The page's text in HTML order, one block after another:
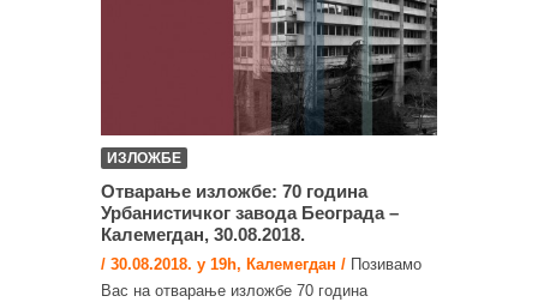
ИЗЛОЖБЕ
Отварање изложбе: 70 година
Урбанистичког завода Београда –
Калемегдан, 30.08.2018.
/ 30.08.2018. у 19h, Калемегдан / Позивамо
Вас на отварање изложбе 70 година